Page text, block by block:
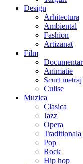
Design
Arhitectura
Ambiental
Fashion
Artizanat
Film
Documentar
Animatie
Scurt metraj
Culise
Muzica
Clasica
Jazz
Opera
Traditionala
Pop
Rock
Hip hop